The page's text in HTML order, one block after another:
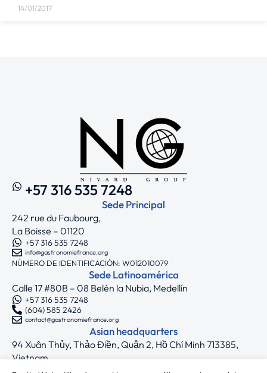
14/01/2017
+57 316 535 7248
Sede Principal
242 rue du Faubourg,
La Boisse – 01120
+57 316 535 7248
info@gastronomiefrance.org
NÚMERO DE IDENTIFICACIÓN: W012010079
Sede Latinoamérica
Calle 17 #80B – 08 Belén la Nubia, Medellín
+57 316 535 7248
(604) 585 2426
contact@gastronomiefrance.org
Asian headquarters
94 Xuân Thủy, Thảo Điền, Quận 2, Hồ Chí Minh 713385,
Vietnam
+33 7 75 71 62 44